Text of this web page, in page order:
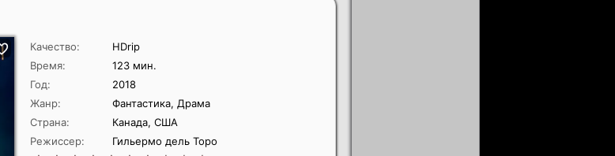
Качество:
HDrip
Время:
123 мин.
Год:
2018
Жанр:
Фантастика, Драма
Страна:
Канада, США
Режиссер:
Гильермо дель Торо